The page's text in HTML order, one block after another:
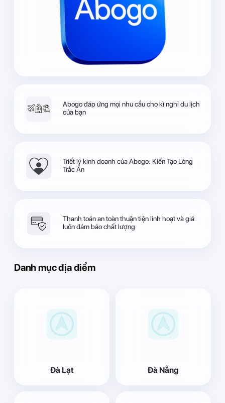
Abogo đáp ứng mọi nhu cầu cho kì nghỉ du lịch
của bạn
Triết lý kinh doanh của Abogo: Kiến Tạo Lòng
Trắc Ẩn
Thanh toán an toàn thuận tiện linh hoạt và giá
luôn đảm bảo chất lượng
Danh mục địa điểm
Đà Lạt Đà Nẵng